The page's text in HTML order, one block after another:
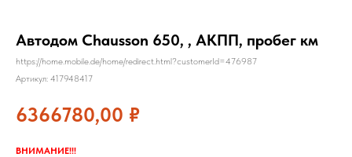
Автодом Chausson 650, , АКПП, пробег км
https://home.mobile.de/home/redirect.html?customerId=476987
Артикул: 417948417
6366780,00 ₽
ВНИМАНИЕ!!!